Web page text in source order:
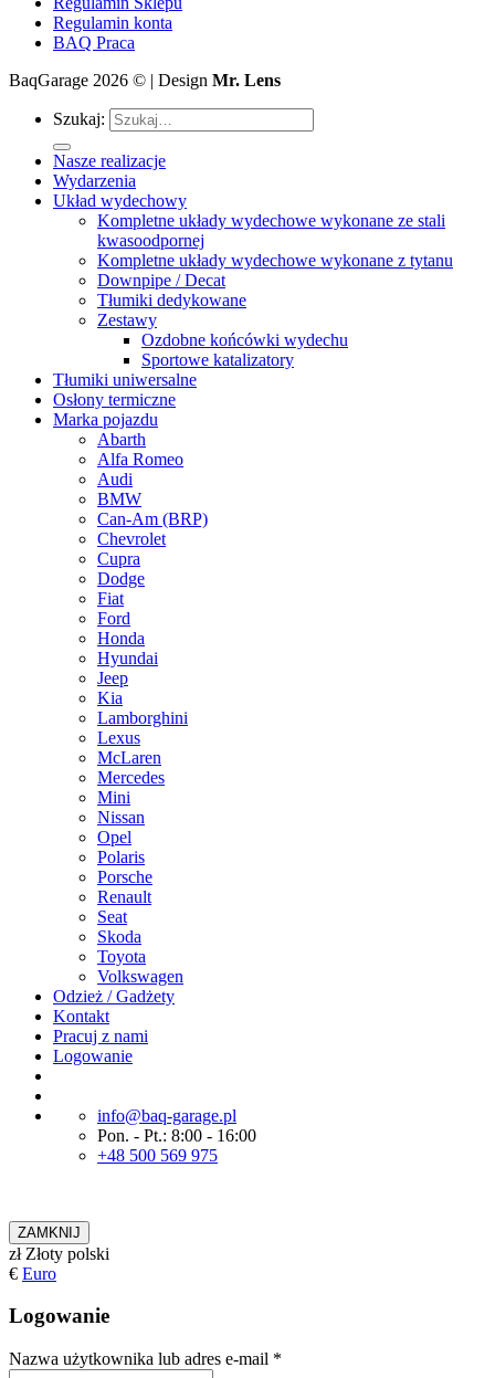
Regulamin konta
BAQ Praca
BaqGarage 2026 © | Design Mr. Lens
Szukaj:
Nasze realizacje
Wydarzenia
Układ wydechowy
Kompletne układy wydechowe wykonane ze stali
kwasoodpornej
Kompletne układy wydechowe wykonane z tytanu
Downpipe / Decat
Tłumiki dedykowane
Zestawy
Ozdobne końcówki wydechu
Sportowe katalizatory
Tłumiki uniwersalne
Osłony termiczne
Marka pojazdu
Abarth
Alfa Romeo
Audi
BMW
Can-Am (BRP)
Chevrolet
Cupra
Dodge
Fiat
Ford
Honda
Hyundai
Jeep
Kia
Lamborghini
Lexus
McLaren
Mercedes
Mini
Nissan
Opel
Polaris
Porsche
Renault
Seat
Skoda
Toyota
Volkswagen
Odzież / Gadżety
Kontakt
Pracuj z nami
Logowanie
info@baq-garage.pl
Pon. - Pt.: 8:00 - 16:00
+48 500 569 975
ZAMKNIJ
zł Złoty polski
€ Euro
Logowanie
Nazwa użytkownika lub adres e-mail *